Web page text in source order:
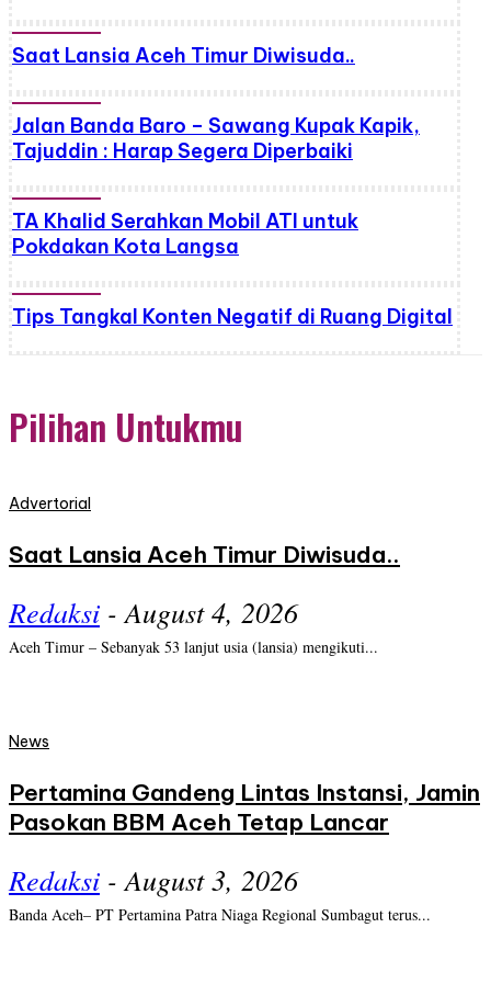
Saat Lansia Aceh Timur Diwisuda..
Jalan Banda Baro – Sawang Kupak Kapik,
Tajuddin : Harap Segera Diperbaiki
TA Khalid Serahkan Mobil ATI untuk
Pokdakan Kota Langsa
Tips Tangkal Konten Negatif di Ruang Digital
Pilihan Untukmu
Advertorial
Saat Lansia Aceh Timur Diwisuda..
Redaksi - August 4, 2026
Aceh Timur – Sebanyak 53 lanjut usia (lansia) mengikuti...
News
Pertamina Gandeng Lintas Instansi, Jamin
Pasokan BBM Aceh Tetap Lancar
Redaksi - August 3, 2026
Banda Aceh– PT Pertamina Patra Niaga Regional Sumbagut terus...